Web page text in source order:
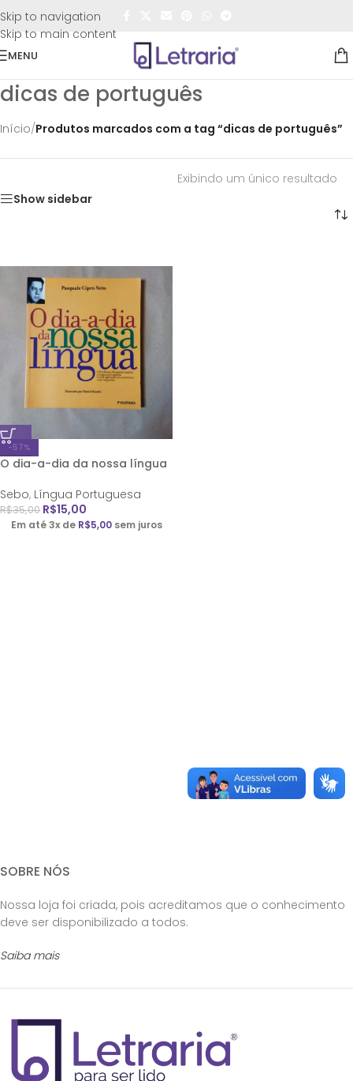
Skip to navigation
Skip to main content
FRETE GRÁTIS
MENU
dicas de português
Início/Produtos marcados com a tag “dicas de português”
Show sidebar
Exibindo um único resultado
-57%
O dia-a-dia da nossa língua
Sebo, Língua Portuguesa
R$35,00 R$15,00
Em até 3x de R$5,00 sem juros
SOBRE NÓS
Nossa loja foi criada, pois acreditamos que o conhecimento
deve ser disponibilizado a todos.
Saiba mais